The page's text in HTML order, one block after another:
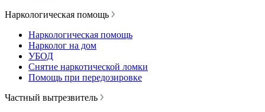
Наркологическая помощь
Наркологическая помощь
Нарколог на дом
УБОД
Снятие наркотической ломки
Помощь при передозировке
Частный вытрезвитель